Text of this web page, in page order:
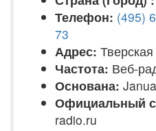
Телефон: (495)
73
Адрес:
Частота: Веб-
Основана:
Официальный
radio.ru